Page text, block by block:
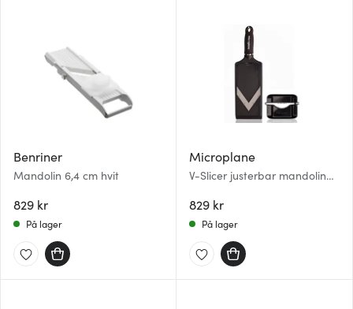
Benriner
Mandolin 6,4 cm hvit
829 kr
På lager
Microplane
V-Slicer justerbar mandolin
829 kr
På lager